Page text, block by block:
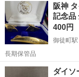
阪神
記念品
400円
御徒町駅
長期保管品
東京 台東区 御徒
ダイソ